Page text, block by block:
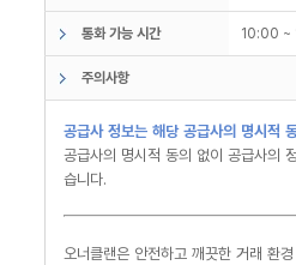
통화 가능 시간 10:00
주의사항
공급사 정보는 해당 공급사의 명시적
공급사의 명시적 동의 없이 공급사의
습니다.
오너클랜은 안전하고 깨끗한 거래 환